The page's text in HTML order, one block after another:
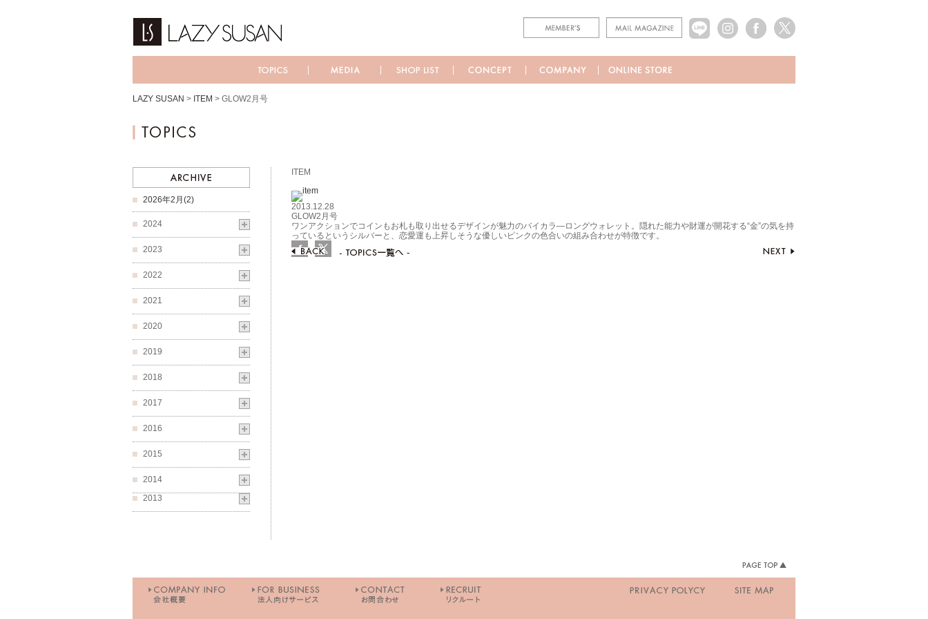
LAZY SUSAN > ITEM > GLOW2月号
2026年2月(2)
2024
2023
2022
2021
2020
2019
2018
2017
2016
2015
2014
2013
ITEM
2013.12.28
GLOW2月号
ワンアクションでコインもお札も取り出せるデザインが魅力のバイカラ―ロングウォレット。隠れた能力や財運が開花する“金”の気を持
っているというシルバーと、恋愛運も上昇しそうな優しいピンクの色合いの組み合わせが特徴です。